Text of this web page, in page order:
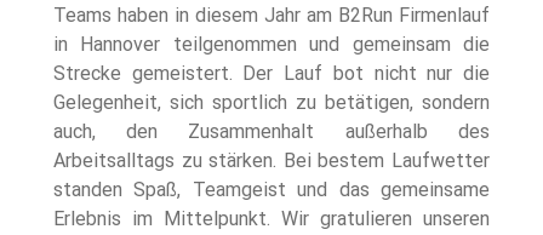
Teams haben in diesem Jahr am B2Run Firmenlauf
in Hannover teilgenommen und gemeinsam die
Strecke gemeistert. Der Lauf bot nicht nur die
Gelegenheit, sich sportlich zu betätigen, sondern
auch, den Zusammenhalt außerhalb des
Arbeitsalltags zu stärken. Bei bestem Laufwetter
standen Spaß, Teamgeist und das gemeinsame
Erlebnis im Mittelpunkt. Wir gratulieren unseren